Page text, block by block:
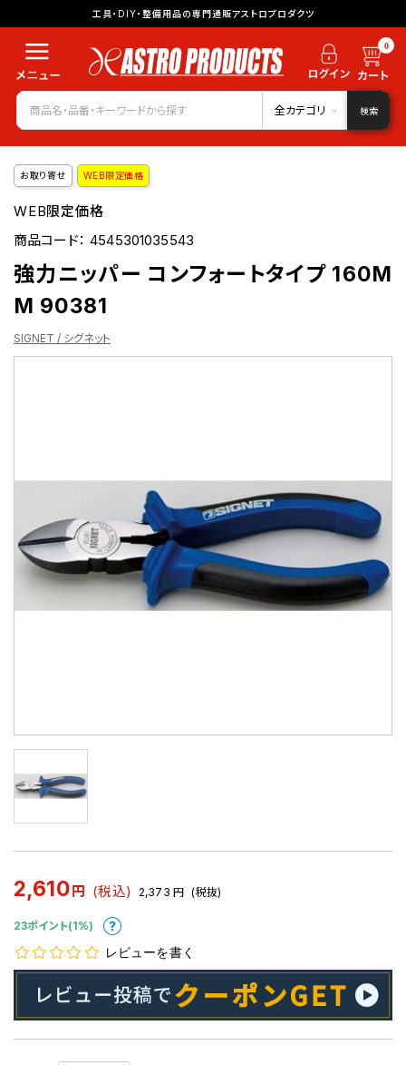
工具・DIY・整備用品の専門通販アストロプロダクツ
0
全カテゴリ 検索
お取り寄せ WEB限定価格
WEB限定価格
商品コード：4545301035543
強力ニッパー コンフォートタイプ 160M
M 90381
SIGNET / シグネット
2,610 円 (税込) 2,373 円 (税抜)
23ポイント(1%)
レビューを書く